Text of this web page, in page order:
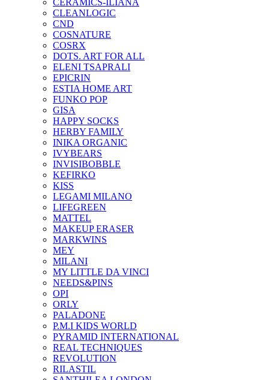
CERAMICS-ILIANA
CLEANLOGIC
CND
COSNATURE
COSRX
DOTS. ART FOR ALL
ELENI TSAPRALI
EPICRIN
ESTIA HOME ART
FUNKO POP
GISA
HAPPY SOCKS
HERBY FAMILY
INIKA ORGANIC
IVYBEARS
INVISIBOBBLE
KEFIRKO
KISS
LEGAMI MILANO
LIFEGREEN
MATTEL
MAKEUP ERASER
MARKWINS
MEY
MILANI
MY LITTLE DA VINCI
NEEDS&PINS
OPI
ORLY
PALADONE
P.M.I KIDS WORLD
PYRAMID INTERNATIONAL
REAL TECHNIQUES
REVOLUTION
RILASTIL